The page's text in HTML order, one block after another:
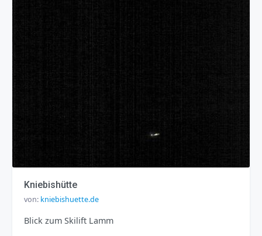
Kniebishütte
von: kniebishuette.de
Blick zum Skilift Lamm